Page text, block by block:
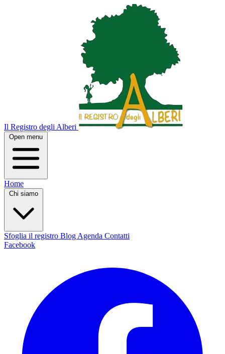
Il Registro degli Alberi
Open menu
Home
Chi siamo
Sfoglia il registro Blog Agenda Contatti
Facebook